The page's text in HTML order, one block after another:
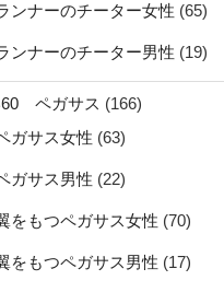
ンナーのチーター女性 (65)
ンナーのチーター男性 (19)
60 ペガサス (166)
ガサス女性 (63)
ガサス男性 (22)
をもつペガサス女性 (70)
をもつペガサス男性 (17)